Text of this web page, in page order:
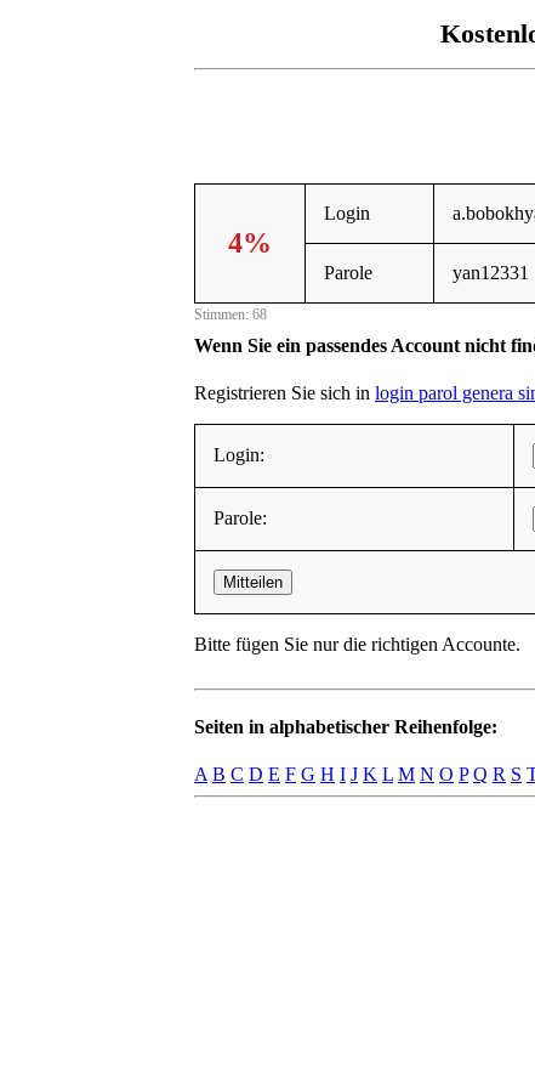
4%
Login
Parole yan12331
Stimmen: 68
Wenn Sie ein passendes Account nicht
Registrieren Sie sich in login parol genera
Login:
Parole:
Mitteilen
Bitte fügen Sie nur die richtigen Accounte.
Seiten in alphabetischer Reihenfolge:
A B C D E F G H I J K L M N O P Q R S